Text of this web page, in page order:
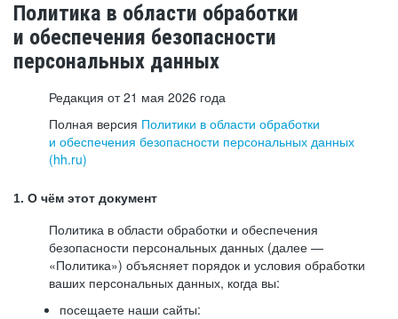
Политика в области обработки
и обеспечения безопасности
персональных данных
Редакция от 21 мая 2026 года
Полная версия Политики в области обработки
и обеспечения безопасности персональных данных
(hh.ru)
1. О чём этот документ
Политика в области обработки и обеспечения
безопасности персональных данных (далее —
«Политика») объясняет порядок и условия обработки
ваших персональных данных, когда вы:
посещаете наши сайты: